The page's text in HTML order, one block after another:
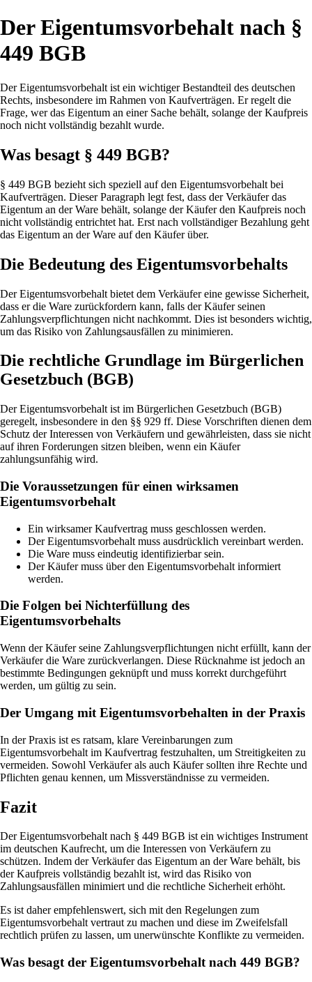
Der Eigentumsvorbehalt nach §
449 BGB
Der Eigentumsvorbehalt ist ein wichtiger Bestandteil des deutschen
Rechts, insbesondere im Rahmen von Kaufverträgen. Er regelt die
Frage, wer das Eigentum an einer Sache behält, solange der Kaufpreis
noch nicht vollständig bezahlt wurde.
Was besagt § 449 BGB?
§ 449 BGB bezieht sich speziell auf den Eigentumsvorbehalt bei
Kaufverträgen. Dieser Paragraph legt fest, dass der Verkäufer das
Eigentum an der Ware behält, solange der Käufer den Kaufpreis noch
nicht vollständig entrichtet hat. Erst nach vollständiger Bezahlung geht
das Eigentum an der Ware auf den Käufer über.
Die Bedeutung des Eigentumsvorbehalts
Der Eigentumsvorbehalt bietet dem Verkäufer eine gewisse Sicherheit,
dass er die Ware zurückfordern kann, falls der Käufer seinen
Zahlungsverpflichtungen nicht nachkommt. Dies ist besonders wichtig,
um das Risiko von Zahlungsausfällen zu minimieren.
Die rechtliche Grundlage im Bürgerlichen
Gesetzbuch (BGB)
Der Eigentumsvorbehalt ist im Bürgerlichen Gesetzbuch (BGB)
geregelt, insbesondere in den §§ 929 ff. Diese Vorschriften dienen dem
Schutz der Interessen von Verkäufern und gewährleisten, dass sie nicht
auf ihren Forderungen sitzen bleiben, wenn ein Käufer
zahlungsunfähig wird.
Die Voraussetzungen für einen wirksamen
Eigentumsvorbehalt
Ein wirksamer Kaufvertrag muss geschlossen werden.
Der Eigentumsvorbehalt muss ausdrücklich vereinbart werden.
Die Ware muss eindeutig identifizierbar sein.
Der Käufer muss über den Eigentumsvorbehalt informiert
werden.
Die Folgen bei Nichterfüllung des
Eigentumsvorbehalts
Wenn der Käufer seine Zahlungsverpflichtungen nicht erfüllt, kann der
Verkäufer die Ware zurückverlangen. Diese Rücknahme ist jedoch an
bestimmte Bedingungen geknüpft und muss korrekt durchgeführt
werden, um gültig zu sein.
Der Umgang mit Eigentumsvorbehalten in der Praxis
In der Praxis ist es ratsam, klare Vereinbarungen zum
Eigentumsvorbehalt im Kaufvertrag festzuhalten, um Streitigkeiten zu
vermeiden. Sowohl Verkäufer als auch Käufer sollten ihre Rechte und
Pflichten genau kennen, um Missverständnisse zu vermeiden.
Fazit
Der Eigentumsvorbehalt nach § 449 BGB ist ein wichtiges Instrument
im deutschen Kaufrecht, um die Interessen von Verkäufern zu
schützen. Indem der Verkäufer das Eigentum an der Ware behält, bis
der Kaufpreis vollständig bezahlt ist, wird das Risiko von
Zahlungsausfällen minimiert und die rechtliche Sicherheit erhöht.
Es ist daher empfehlenswert, sich mit den Regelungen zum
Eigentumsvorbehalt vertraut zu machen und diese im Zweifelsfall
rechtlich prüfen zu lassen, um unerwünschte Konflikte zu vermeiden.
Was besagt der Eigentumsvorbehalt nach 449 BGB?